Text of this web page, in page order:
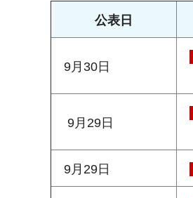
公表日
9月30日
9月29日
9月29日